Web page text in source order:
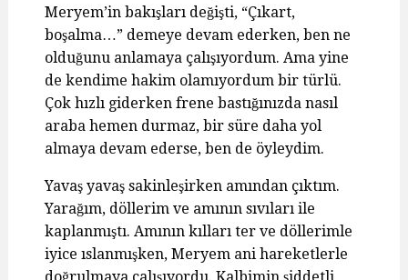
Meryem’in bakışları değişti, “Çıkart,
boşalma…” demeye devam ederken, ben ne
olduğunu anlamaya çalışıyordum. Ama yine
de kendime hakim olamıyordum bir türlü.
Çok hızlı giderken frene bastığınızda nasıl
araba hemen durmaz, bir süre daha yol
almaya devam ederse, ben de öyleydim.
Yavaş yavaş sakinleşirken amından çıktım.
Yarağım, döllerim ve amının sıvıları ile
kaplanmıştı. Amının kılları ter ve döllerimle
iyice ıslanmışken, Meryem ani hareketlerle